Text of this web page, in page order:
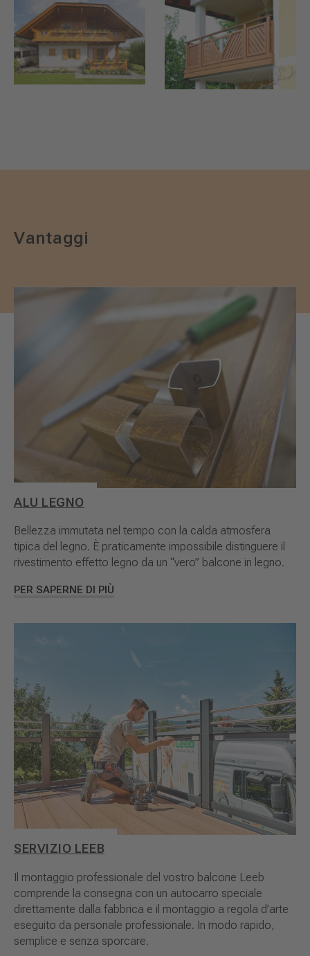
Vantaggi
ALU LEGNO
Bellezza immutata nel tempo con la calda atmosfera
tipica del legno. È praticamente impossibile distinguere il
rivestimento effetto legno da un “vero” balcone in legno.
PER SAPERNE DI PIÙ
SERVIZIO LEEB
Il montaggio professionale del vostro balcone Leeb
comprende la consegna con un autocarro speciale
direttamente dalla fabbrica e il montaggio a regola d’arte
eseguito da personale professionale. In modo rapido,
semplice e senza sporcare.